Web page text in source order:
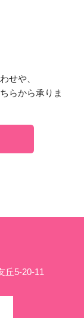
せや、
らから承りま
丘5-20-11